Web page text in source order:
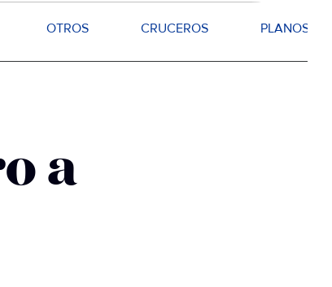
OTROS CRUCEROS PLANOS
a